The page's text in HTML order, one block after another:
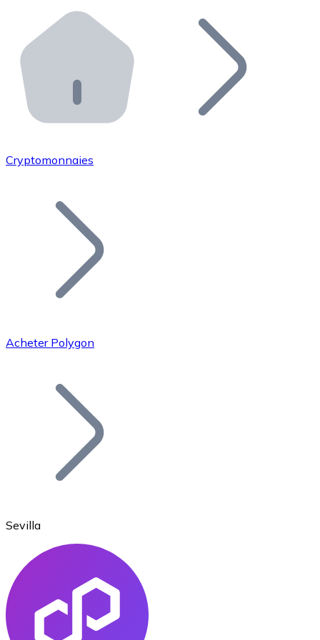
Distributeurs automatiques Bitnovo
Intégrez un ATM Bitnovo dans votre entreprise et
API Bitnovo
Intégrez notre API dans votre écosystème.
Rejoignez notre réseau de distributeurs et
Ajoutez le token de votre projet à notre service
Bitcoin
Ethereum
Cryptomonnaies
Acheter Polygon
Sevilla